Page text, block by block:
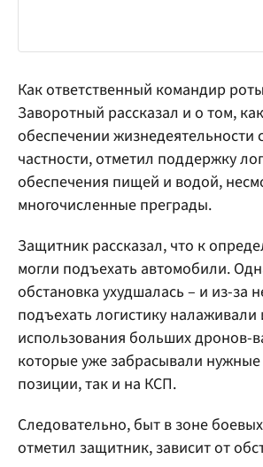
Как ответственный командир
Заворотный рассказал и о том,
обеспечении жизнедеятельности
частности, отметил поддержку
обеспечения пищей и водой,
многочисленные преграды.
Защитник рассказал, что к
могли подъехать автомобили.
обстановка ухудшалась – и из-за
подъехать логистику налаживали
использования больших дронов-
которые уже забрасывали
позиции, так и на КСП.
Следовательно, быт в зоне
отметил защитник, зависит от